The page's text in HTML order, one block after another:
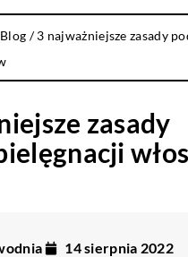
Blog /3 najważniejsze zasady
zasady
14 sierpnia 2022